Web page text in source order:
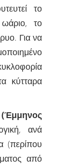
το
ωάριο, το
Για να
κύτταρα
ανά
(περίπου
από